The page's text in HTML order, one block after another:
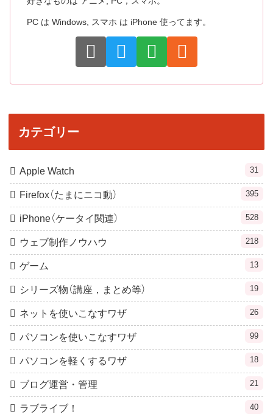
PC は Windows, スマホ は iPhone 使ってます。
カテゴリー
Apple Watch 31
Firefox（たまにニコ動） 395
iPhone（ケータイ関連） 528
ウェブ制作ノウハウ 218
ゲーム 13
シリーズ物（講座，まとめ等） 19
ネットを使いこなすワザ 26
パソコンを使いこなすワザ 99
パソコンを軽くするワザ 18
ブログ運営・管理 21
ラブライブ！ 40